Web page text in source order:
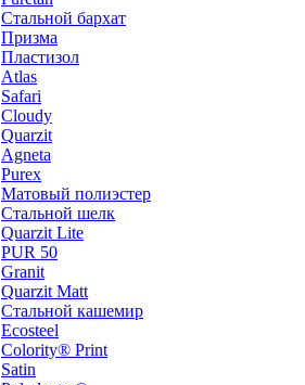
Стальной бархат
Призма
Пластизол
Atlas
Safari
Cloudy
Quarzit
Agneta
Purex
Матовый полиэстер
Стальной шелк
Quarzit Lite
PUR 50
Granit
Quarzit Matt
Стальной кашемир
Ecosteel
Colority® Print
Satin